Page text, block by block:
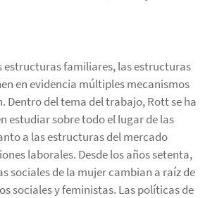
estructuras familiares, las estructuras
en evidencia múltiples mecanismos
Dentro del tema del trabajo, Rott se ha
estudiar sobre todo el lugar de las
a las estructuras del mercado
laborales. Desde los años setenta,
sociales de la mujer cambian a raíz de
sociales y feministas. Las políticas de